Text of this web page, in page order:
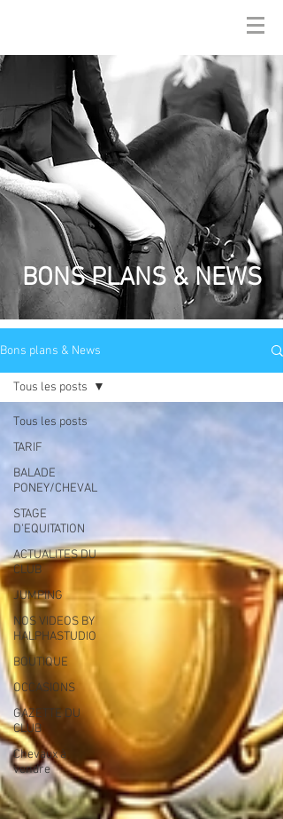
BONS PLANS & NEWS
Bons plans & News
Tous les posts
TARIF
BALADE
PONEY/CHEVAL
STAGE
D'EQUITATION
ACTUALITES DU
CLUB
JUMPING
NOS VIDEOS BY
HALPHASTUDIO
BOUTIQUE
OCCASIONS
GAZETTE DU
CLUB
Chevaux à
vendre
Tous les posts